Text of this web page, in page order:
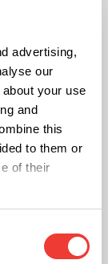
advertising,
our
your use
and
this
to them or
of their
reducir
y
los posibles
planta.